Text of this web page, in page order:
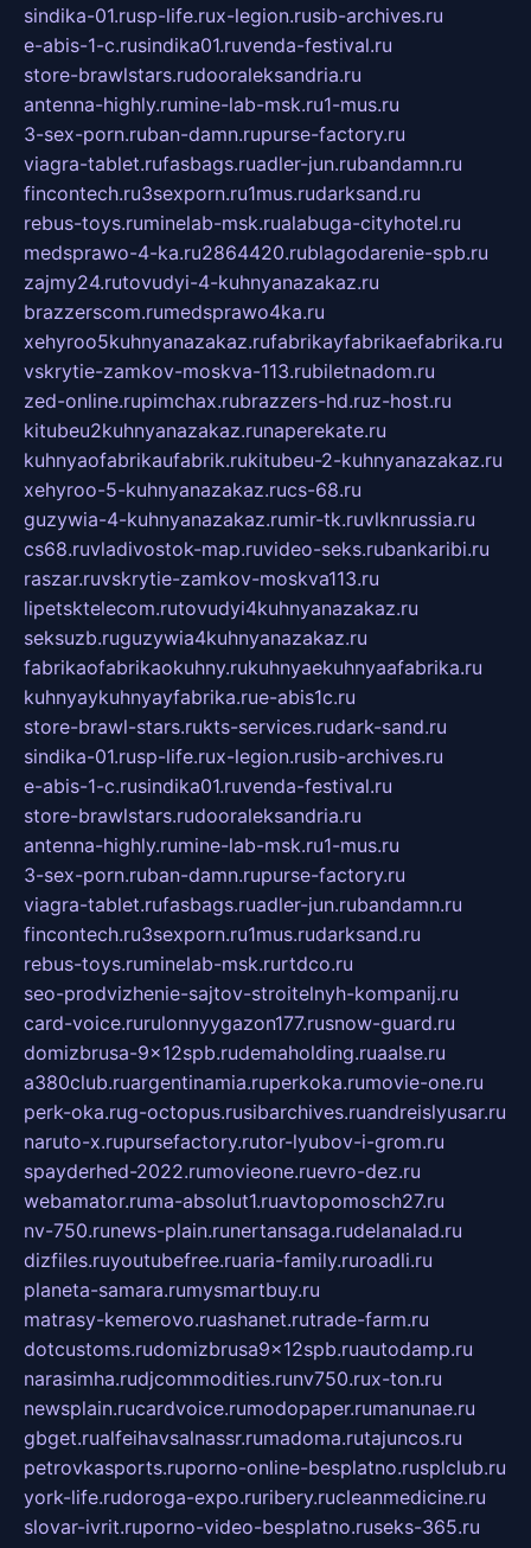
sindika-01.rusp-life.rux-legion.rusib-archives.ru
e-abis-1-c.rusindika01.ruvenda-festival.ru
store-brawlstars.rudooraleksandria.ru
antenna-highly.rumine-lab-msk.ru1-mus.ru
3-sex-porn.ruban-damn.rupurse-factory.ru
viagra-tablet.rufasbags.ruadler-jun.rubandamn.ru
fincontech.ru3sexporn.ru1mus.rudarksand.ru
rebus-toys.ruminelab-msk.rualabuga-cityhotel.ru
medsprawo-4-ka.ru2864420.rublagodarenie-spb.ru
zajmy24.rutovudyi-4-kuhnyanazakaz.ru
brazzerscom.rumedsprawo4ka.ru
xehyroo5kuhnyanazakaz.rufabrikayfabrikaefabrika.ru
vskrytie-zamkov-moskva-113.rubiletnadom.ru
zed-online.rupimchax.rubrazzers-hd.ruz-host.ru
kitubeu2kuhnyanazakaz.runaperekate.ru
kuhnyaofabrikaufabrik.rukitubeu-2-kuhnyanazakaz.ru
xehyroo-5-kuhnyanazakaz.rucs-68.ru
guzywia-4-kuhnyanazakaz.rumir-tk.ruvlknrussia.ru
cs68.ruvladivostok-map.ruvideo-seks.rubankaribi.ru
raszar.ruvskrytie-zamkov-moskva113.ru
lipetsktelecom.rutovudyi4kuhnyanazakaz.ru
seksuzb.ruguzywia4kuhnyanazakaz.ru
fabrikaofabrikaokuhny.rukuhnyaekuhnyaafabrika.ru
kuhnyaykuhnyayfabrika.rue-abis1c.ru
store-brawl-stars.rukts-services.rudark-sand.ru
sindika-01.rusp-life.rux-legion.rusib-archives.ru
e-abis-1-c.rusindika01.ruvenda-festival.ru
store-brawlstars.rudooraleksandria.ru
antenna-highly.rumine-lab-msk.ru1-mus.ru
3-sex-porn.ruban-damn.rupurse-factory.ru
viagra-tablet.rufasbags.ruadler-jun.rubandamn.ru
fincontech.ru3sexporn.ru1mus.rudarksand.ru
rebus-toys.ruminelab-msk.rurtdco.ru
seo-prodvizhenie-sajtov-stroitelnyh-kompanij.ru
card-voice.rurulonnyygazon177.rusnow-guard.ru
domizbrusa-9x12spb.rudemaholding.ruaalse.ru
a380club.ruargentinamia.ruperkoka.rumovie-one.ru
perk-oka.rug-octopus.rusibarchives.ruandreislyusar.ru
naruto-x.rupursefactory.rutor-lyubov-i-grom.ru
spayderhed-2022.rumovieone.ruevro-dez.ru
webamator.ruma-absolut1.ruavtopomosch27.ru
nv-750.runews-plain.runertansaga.rudelanalad.ru
dizfiles.ruyoutubefree.ruaria-family.ruroadli.ru
planeta-samara.rumysmartbuy.ru
matrasy-kemerovo.ruashanet.rutrade-farm.ru
dotcustoms.rudomizbrusa9x12spb.ruautodamp.ru
narasimha.rudjcommodities.runv750.rux-ton.ru
newsplain.rucardvoice.rumodopaper.rumanunae.ru
gbget.rualfeihavsalnassr.rumadoma.rutajuncos.ru
petrovkasports.ruporno-online-besplatno.rusplclub.ru
york-life.rudoroga-expo.ruribery.rucleanmedicine.ru
slovar-ivrit.ruporno-video-besplatno.ruseks-365.ru